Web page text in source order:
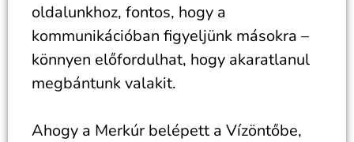
oldalunkhoz, fontos, hogy a
kommunikációban figyeljünk másokra –
könnyen előfordulhat, hogy akaratlanul
megbántunk valakit.
Ahogy a Merkúr belépett a Vízöntőbe,